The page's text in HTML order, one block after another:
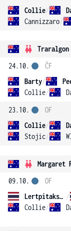
Collie/
Cannizzaro/
24.10.
Barty/
Collie/
ČF
23.10.
Collie/
Stojic/
OF
Margaret
09.10.
Lertpitaksinchai /
Collie/
OF